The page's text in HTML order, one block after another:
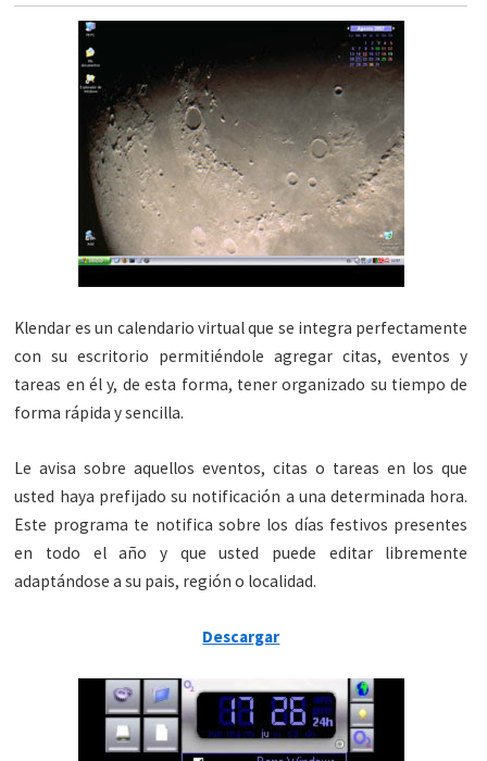
Klendar es un calendario virtual que se integra perfectamente
con su escritorio permitiéndole agregar citas, eventos y
tareas en él y, de esta forma, tener organizado su tiempo de
forma rápida y sencilla.
Le avisa sobre aquellos eventos, citas o tareas en los que
usted haya prefijado su notificación a una determinada hora.
Este programa te notifica sobre los días festivos presentes
en todo el año y que usted puede editar libremente
adaptándose a su pais, región o localidad.
Descargar